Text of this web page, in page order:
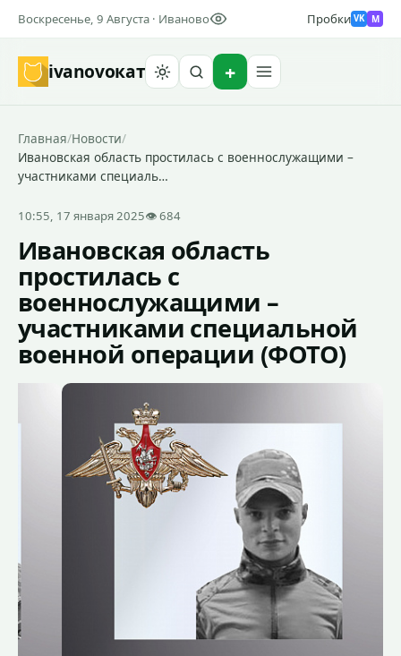
Воскресенье, 9 Августа · Иваново Пробки VK M
ivanovoкат
Главная/Новости/
Ивановская область простилась с военнослужащими –
участниками специаль…
10:55, 17 января 2025👁 684
Ивановская область
простилась с
военнослужащими –
участниками специальной
военной операции (ФОТО)